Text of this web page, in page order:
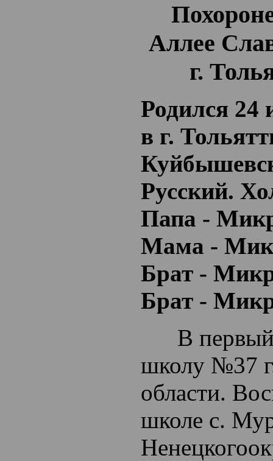
Аллее
г.
Родился 24
в г.
Русский.
Папа -
Мама -
Брат -
Брат -
В первый
школу №37
области.
школе с.